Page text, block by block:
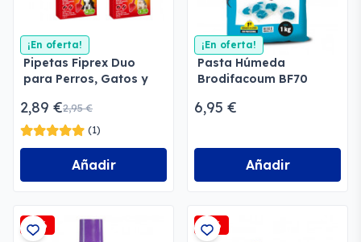
¡En oferta!
Pipetas Fiprex Duo
para Perros, Gatos y
2,89 €2,95 €
(1)
Añadir
¡En oferta!
Pasta Húmeda
Brodifacoum BF70
6,95 €
Añadir
-3% -3%